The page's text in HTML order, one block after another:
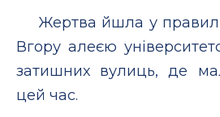
Жертва йшла у
Вгору алеєю
затишних вулиць, де
цей час.